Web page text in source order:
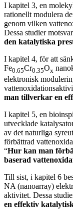
I kapitel 3, en
rationellt modulera
genom vilken
Dessa studier
den katalytiska
I kapitel 4, för att
Fe0.65Cr0.35Ox
elektronisk
man tillverkar en
I kapitel 5, en
utvecklade
av det naturliga
förbättrad
“Hur kan man
baserad
Till sist, i kapitel 6
NA (nanoarray)
aktivitet. Dessa
en effektiv